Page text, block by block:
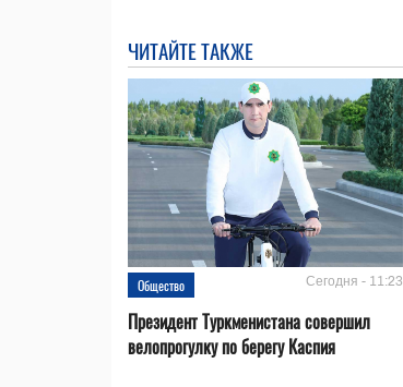
ЧИТАЙТЕ ТАКЖЕ
Общество Сегодня - 11:23
Президент Туркменистана совершил
велопрогулку по берегу Каспия